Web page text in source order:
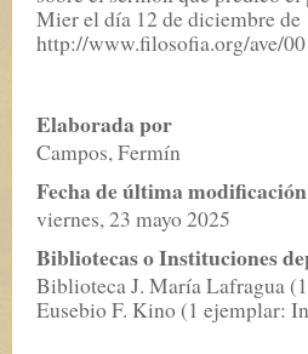
Mier el día 12 de diciembre de
http://www.filosofia.org/ave/
Elaborada por
Campos, Fermín
Fecha de última modificación
viernes, 23 mayo 2025
Bibliotecas o Instituciones
Biblioteca J. María Lafragua
Eusebio F. Kino (1 ejemplar: